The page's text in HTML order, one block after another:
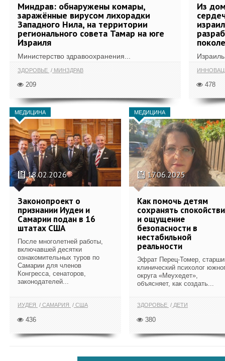
Миндрав: обнаружены комары,
заражённые вирусом лихорадки
Западного Нила, на территории
регионального совета Тамар на юге
Израиля
Министерство здравоохранения...
ЗДОРОВЬЕ МИНЗДРАВ
209
Из
Израиль
478
МЕДИЦИНА
18.02.2026
Законопроект о
признании Иудеи и
Самарии подан в 16
штатах США
После многолетней работы,
включавшей десятки
ознакомительных туров по
Самарии для членов
Конгресса, сенаторов,
законодателей...
ИУДЕЯ САМАРИЯ США
436
МЕДИЦИНА
17.06.2025
Как помочь детям
сохранять
и ощущение
безопасности в
нестабильной
реальности
Эфрат Перец-Томер,
клинический психолог
округа «Меухедет»,
объясняет, как создать...
ЗДОРОВЬЕ ДЕТИ
380